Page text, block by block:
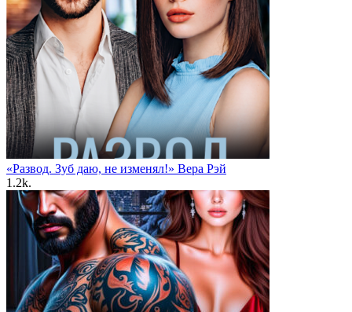
«Развод. Зуб даю, не изменял!» Вера Рэй
1.2k.